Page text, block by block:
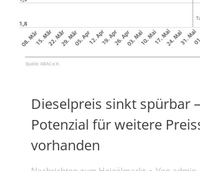
Dieselpreis sinkt spürbar
Potenzial für weitere
vorhanden